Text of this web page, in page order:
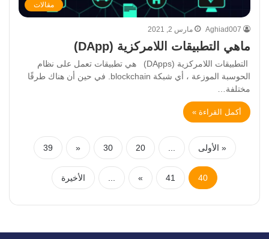
مقالات
Aghiad007 مارس 2, 2021
ماهي التطبيقات اللامركزية (DApp)
التطبيقات اللامركزية (DApps) هي تطبيقات تعمل على نظام
الحوسبة الموزعة ، أي شبكة blockchain. في حين أن هناك طرقًا
مختلفة…
أكمل القراءة »
« الأولى ...
20
30
«
39
40
41
»
... الأخيرة